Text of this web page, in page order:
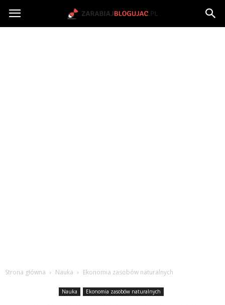
Jak
Strona główna Nauka Ekonomia zasobów naturalnych
Nauka Ekonomia zasobów naturalnych